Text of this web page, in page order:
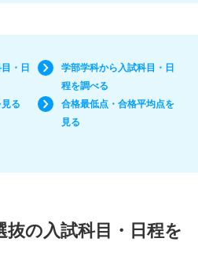
・日
学部学科から入試科目・日
程を調べる
る
合格最低点・合格平均点を
見る
抜の入試科目・日程を